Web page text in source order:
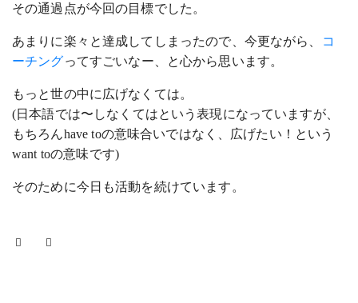
その通過点が今回の目標でした。
あまりに楽々と達成してしまったので、今更ながら、
コ
ーチングってすごいなー、と心から思います。
もっと世の中に広げなくては。
(日本語では〜しなくてはという表現になっていますが、
もちろんhave toの意味合いではなく、広げたい！という
want toの意味です)
そのために今日も活動を続けています。